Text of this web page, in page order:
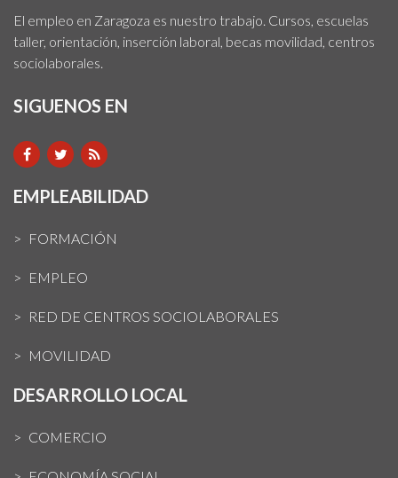
El empleo en Zaragoza es nuestro trabajo. Cursos, escuelas
taller, orientación, inserción laboral, becas movilidad, centros
sociolaborales.
SIGUENOS EN
EMPLEABILIDAD
FORMACIÓN
EMPLEO
RED DE CENTROS SOCIOLABORALES
MOVILIDAD
DESARROLLO LOCAL
COMERCIO